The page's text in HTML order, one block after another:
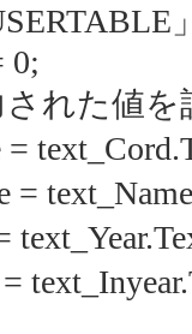
0;
れた値を
=
=
=
=